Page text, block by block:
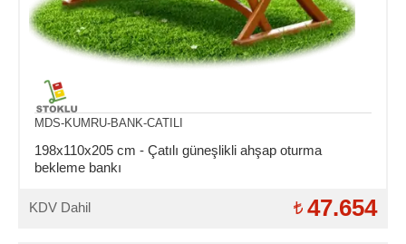
MDS-KUMRU-BANK-CATILI
198x110x205 cm - Çatılı güneşlikli ahşap oturma
bekleme bankı
KDV Dahil 47.654